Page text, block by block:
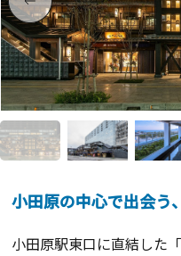
小田原の中心で出会う
小田原駅東口に直結した